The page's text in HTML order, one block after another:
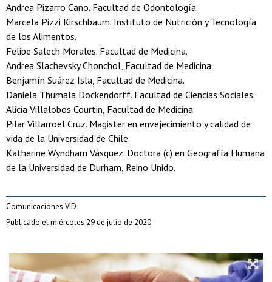
Andrea Pizarro Cano. Facultad de Odontología.
Marcela Pizzi Kirschbaum. Instituto de Nutrición y Tecnología
de los Alimentos.
Felipe Salech Morales. Facultad de Medicina.
Andrea Slachevsky Chonchol, Facultad de Medicina.
Benjamín Suárez Isla, Facultad de Medicina.
Daniela Thumala Dockendorff. Facultad de Ciencias Sociales.
Alicia Villalobos Courtin, Facultad de Medicina
Pilar Villarroel Cruz. Magister en envejecimiento y calidad de
vida de la Universidad de Chile.
Katherine Wyndham Vásquez. Doctora (c) en Geografía Humana
de la Universidad de Durham, Reino Unido.
Comunicaciones VID
Publicado el miércoles 29 de julio de 2020